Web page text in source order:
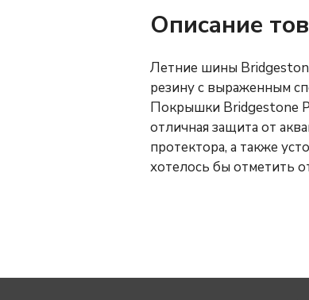
Описание
Летние шины
резину с выраженным
Покрышки Bridgestone
отличная защита от
протектора, а также
хотелось бы отметить